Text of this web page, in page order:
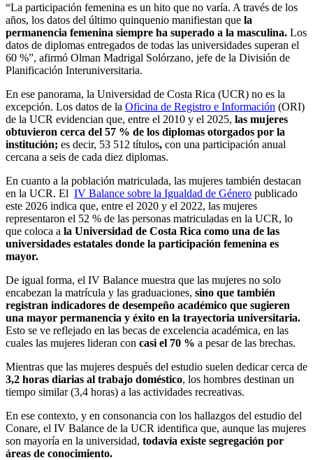
“La participación femenina es un hito que no varía. A través de los
años, los datos del último quinquenio manifiestan que la
permanencia femenina siempre ha superado a la masculina. Los
datos de diplomas entregados de todas las universidades superan el
60 %”, afirmó Olman Madrigal Solórzano, jefe de la División de
Planificación Interuniversitaria.
En ese panorama, la Universidad de Costa Rica (UCR) no es la
excepción. Los datos de la Oficina de Registro e Información (ORI)
de la UCR evidencian que, entre el 2010 y el 2025, las mujeres
obtuvieron cerca del 57 % de los diplomas otorgados por la
institución; es decir, 53 512 títulos, con una participación anual
cercana a seis de cada diez diplomas.
En cuanto a la población matriculada, las mujeres también destacan
en la UCR. El IV Balance sobre la Igualdad de Género publicado
este 2026 indica que, entre el 2020 y el 2022, las mujeres
representaron el 52 % de las personas matriculadas en la UCR, lo
que coloca a la Universidad de Costa Rica como una de las
universidades estatales donde la participación femenina es
mayor.
De igual forma, el IV Balance muestra que las mujeres no solo
encabezan la matrícula y las graduaciones, sino que también
registran indicadores de desempeño académico que sugieren
una mayor permanencia y éxito en la trayectoria universitaria.
Esto se ve reflejado en las becas de excelencia académica, en las
cuales las mujeres lideran con casi el 70 % a pesar de las brechas.
Mientras que las mujeres después del estudio suelen dedicar cerca de
3,2 horas diarias al trabajo doméstico, los hombres destinan un
tiempo similar (3,4 horas) a las actividades recreativas.
En ese contexto, y en consonancia con los hallazgos del estudio del
Conare, el IV Balance de la UCR identifica que, aunque las mujeres
son mayoría en la universidad, todavía existe segregación por
áreas de conocimiento.